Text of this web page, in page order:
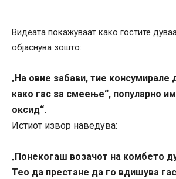
Видеата покажуваат како гостите
објаснува зошто:
„ На овие забави, тие консумирале
како гас за смеење“, популарно
оксид“.
Истиот извор наведува:
„ Понекогаш возачот на комбето
Тео да престане да го вдишува